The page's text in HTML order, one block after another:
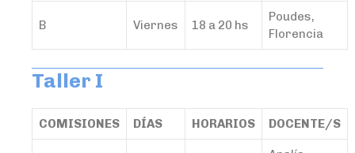
B Viernes 18 a 20 hs
Poudes,
Florencia
Taller I
COMISIONES DÍAS HORARIOS DOCENTE/S